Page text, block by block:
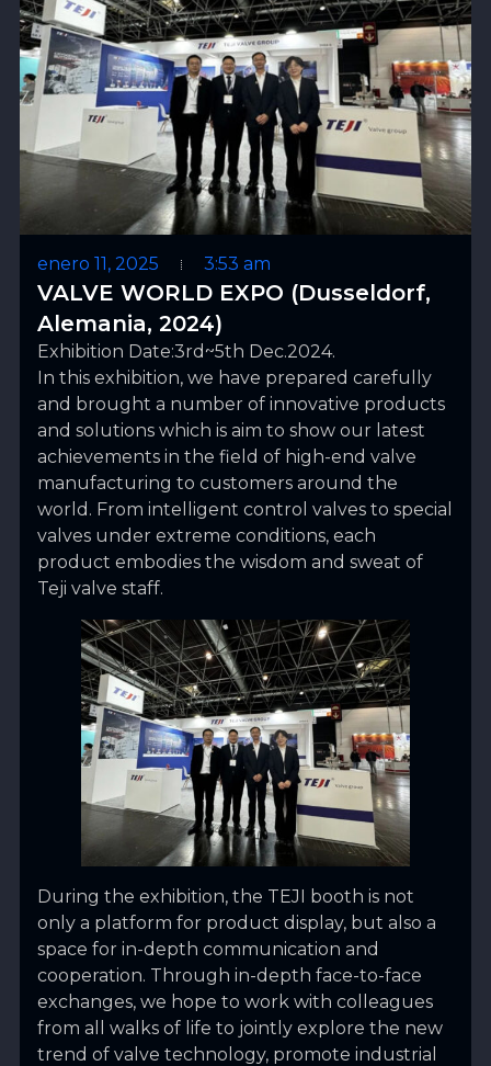
enero 11, 2025 3:53 am
VALVE WORLD EXPO (Dusseldorf,
Alemania, 2024)
Exhibition Date:3rd~5th Dec.2024.
In this exhibition, we have prepared carefully
and brought a number of innovative products
and solutions which is aim to show our latest
achievements in the field of high-end valve
manufacturing to customers around the
world. From intelligent control valves to special
valves under extreme conditions, each
product embodies the wisdom and sweat of
Teji valve staff.
During the exhibition, the TEJI booth is not
only a platform for product display, but also a
space for in-depth communication and
cooperation. Through in-depth face-to-face
exchanges, we hope to work with colleagues
from all walks of life to jointly explore the new
trend of valve technology, promote industrial